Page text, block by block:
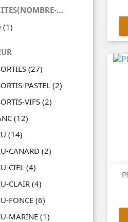
CAPACITES(NOMBRE-DE-FEUILLES)
(1)
(27)
PASTEL(2)
VIFS(2)
(12)
(14)
CANARD (2)
CIEL(4)
CLAIR (4)
FONCE(6)
MARINE (1)